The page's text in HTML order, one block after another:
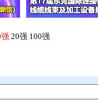
20强 100强